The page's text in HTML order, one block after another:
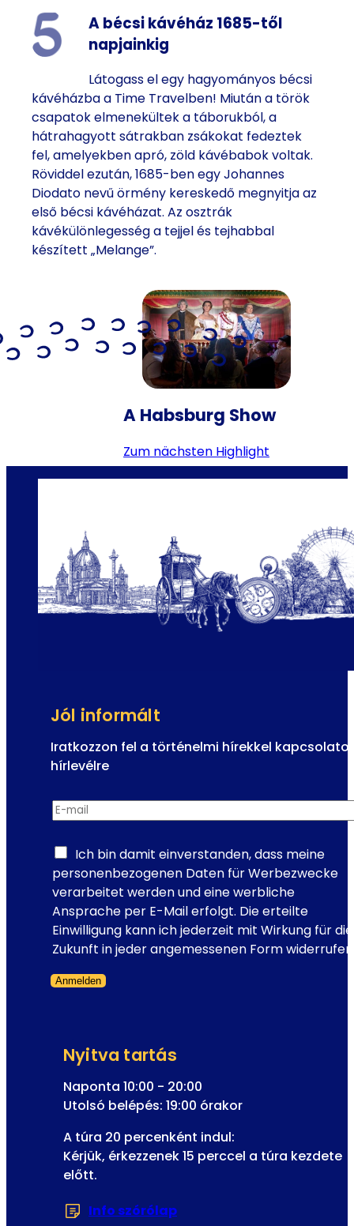
A bécsi kávéház 1685-től
napjainkig
Látogass el egy hagyományos bécsi
kávéházba a Time Travelben! Miután a török
csapatok elmenekültek a táborukból, a
hátrahagyott sátrakban zsákokat fedeztek
fel, amelyekben apró, zöld kávébabok voltak.
Röviddel ezután, 1685-ben egy Johannes
Diodato nevű örmény kereskedő megnyitja az
első bécsi kávéházat. Az osztrák
kávékülönlegesség a tejjel és tejhabbal
készített „Melange”.
A Habsburg Show
zum nächsten Highlight
Jól informált
Iratkozzon fel a történelmi hírekkel
hírlevélre
H
í
e
v
é
l
f
l
E-mail
Ich bin damit einverstanden, dass meine
personenbezogenen Daten für Werbezwecke
verarbeitet werden und eine werbliche
Ansprache per E-Mail erfolgt. Die erteilte
Einwilligung kann ich jederzeit mit Wirkung für die
Zukunft in jeder angemessenen Form
Anmelden
Nyitva tartás
Naponta 10:00 - 20:00
Utolsó belépés: 19:00 órakor
A túra 20 percenként indul:
Kérjük, érkezzenek 15 perccel a túra kezdete
előtt.
Info szórólap